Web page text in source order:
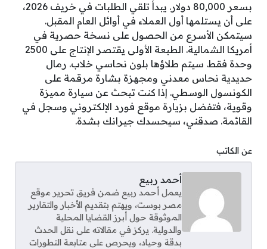
بسعر 80,000 دولار. يبدأ تلقي الطلبات في خريف 2026،
على أن يستلمها أول العملاء في أوائل العام المقبل.
سيتمكن الأسرع من الحصول على نسخة حصرية في
أمريكا الشمالية. الطبعة الأولى يقتصر الإنتاج على 2500
وحدة فقط. سيتم طلاؤها بلون نحاسي خلاب. رمال
حديدية نحاس معدني ومجهزة بشارة مرقمة على
الكونسول الوسطي. إذا كنت تبحث عن سيارة مميزة
وقوية، فتفضل بزيارة موقع فورد الإلكتروني وسجل في
القائمة. صدقني، سيحسدك جيرانك بشدة.
عن الكاتب
أحمد ربيع
يعمل أحمد ربيع ضمن فريق تحرير موقع
مصر بوست، ويهتم بتقديم الأخبار والتقارير
الموثوقة حول أبرز القضايا المحلية
والدولية. يركز في مقالاته على نقل الحدث
بدقة وحياد، ويحرص على متابعة التطورات